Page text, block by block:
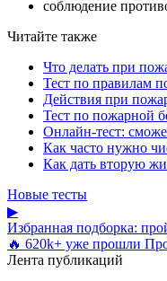
соблюдение
Читайте также
Что делать при
Тест по правилам
Действия при
Тест по пожарной
Онлайн-тест:
Как часто нужно
Как дать вторую
Новые тесты
▶
Избранная подборка:
🔥 620k+ уже прошли
Лента публикаций